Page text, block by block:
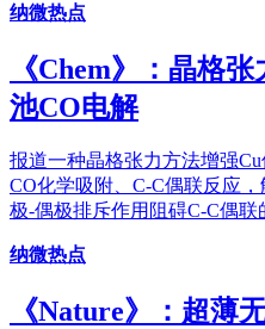
纳微热点
《Chem》：晶格
池CO电解
报道一种晶格张力方法增强
CO化学吸附、C-C偶联反应
极-偶极排斥作用阻碍C-C偶联
纳微热点
《Nature》：超薄